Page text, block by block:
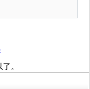
。